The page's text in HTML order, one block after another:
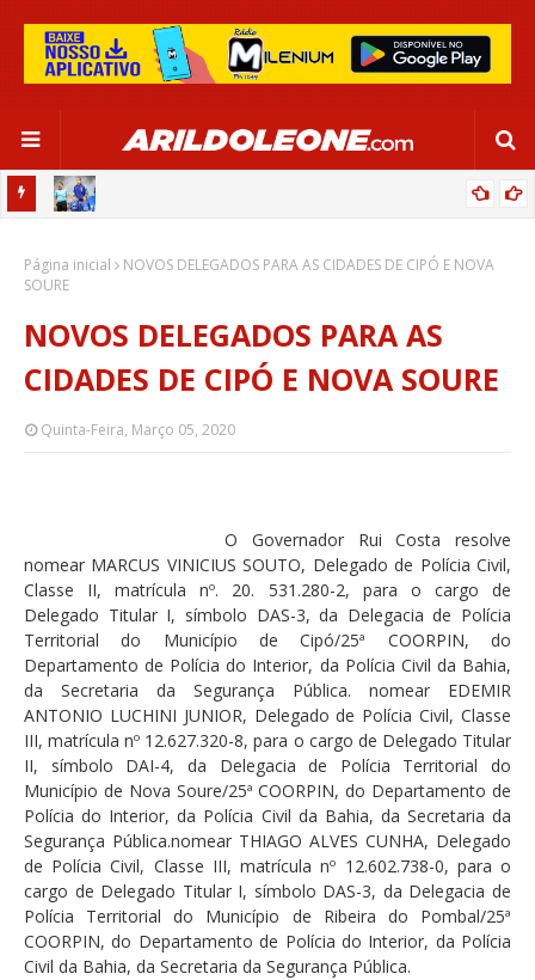
SALVADOR
Página inicial
NOVOS DELEGADOS PARA AS CIDADES DE CIPÓ E NOVA
SOURE
NOVOS DELEGADOS PARA AS
CIDADES DE CIPÓ E NOVA SOURE
Quinta-Feira, Março 05, 2020
O Governador Rui Costa resolve
nomear MARCUS VINICIUS SOUTO, Delegado de Polícia Civil,
Classe II, matrícula nº. 20. 531.280-2, para o cargo de
Delegado Titular I, símbolo DAS-3, da Delegacia de Polícia
Territorial do Município de Cipó/25ª COORPIN, do
Departamento de Polícia do Interior, da Polícia Civil da Bahia,
da Secretaria da Segurança Pública. nomear EDEMIR
ANTONIO LUCHINI JUNIOR, Delegado de Polícia Civil, Classe
III, matrícula nº 12.627.320-8, para o cargo de Delegado Titular
II, símbolo DAI-4, da Delegacia de Polícia Territorial do
Município de Nova Soure/25ª COORPIN, do Departamento de
Polícia do Interior, da Polícia Civil da Bahia, da Secretaria da
Segurança Pública.nomear THIAGO ALVES CUNHA, Delegado
de Polícia Civil, Classe III, matrícula nº 12.602.738-0, para o
cargo de Delegado Titular I, símbolo DAS-3, da Delegacia de
Polícia Territorial do Município de Ribeira do Pombal/25ª
COORPIN, do Departamento de Polícia do Interior, da Polícia
Civil da Bahia, da Secretaria da Segurança Pública.